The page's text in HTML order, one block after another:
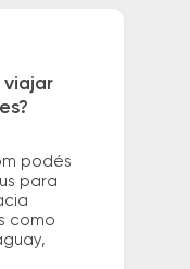
viajar
podés
para
como